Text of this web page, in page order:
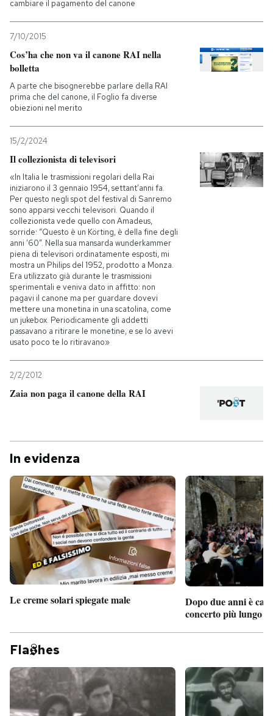
cambiare il pagamento del canone
7/10/2015
Cos’ha che non va il canone RAI nella
bolletta
A parte che bisognerebbe parlare della RAI
prima che del canone, il Foglio fa diverse
obiezioni nel merito
15/2/2024
Il collezionista di televisori
«In Italia le trasmissioni regolari della Rai
iniziarono il 3 gennaio 1954, settant’anni fa.
Per questo negli spot del festival di Sanremo
sono apparsi vecchi televisori. Quando il
collezionista vede quello con Amadeus,
sorride: “Questo è un Körting, è della fine degli
anni ’60”. Nella sua mansarda wunderkammer
piena di televisori ordinatamente esposti, mi
mostra un Philips del 1952, prodotto a Monza.
Era utilizzato già durante le trasmissioni
sperimentali e veniva dato in affitto: non
pagavi il canone ma per guardare dovevi
mettere una monetina in una scatolina, come
un jukebox. Periodicamente gli addetti
passavano a ritirare le monetine, e se lo avevi
usato poco te lo ritiravano»
2/2/2012
Zaia non paga il canone della RAI
In evidenza
Le creme solari spiegate male
Dopo due anni è
concerto più lungo
Fla hes